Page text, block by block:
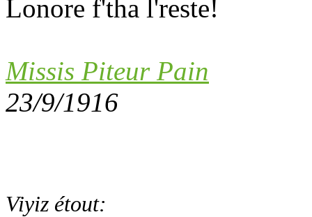
Lonore f'tha l'reste!
Missis Piteur Pain
23/9/1916
Viyiz étout: